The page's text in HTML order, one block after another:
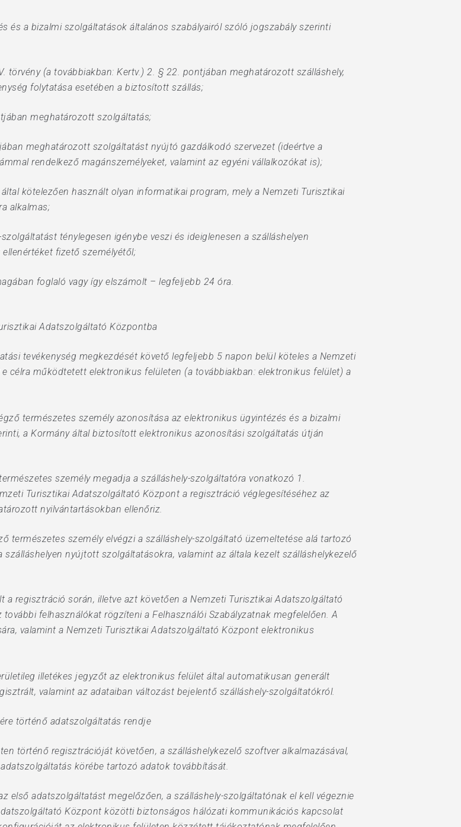
és a bizalmi szolgáltatások általános szabályairól szóló jogszabály szerinti
törvény (a továbbiakban: Kertv.) 2. § 22. pontjában meghatározott szálláshely,
folytatása esetében a biztosított szállás;
meghatározott szolgáltatás;
meghatározott szolgáltatást nyújtó gazdálkodó szervezet (ideértve a
rendelkező magánszemélyeket, valamint az egyéni vállalkozókat is);
kötelezően használt olyan informatikai program, mely a Nemzeti Turisztikai
alkalmas;
ténylegesen igénybe veszi és ideiglenesen a szálláshelyen
fizető személyétől;
foglaló vagy így elszámolt – legfeljebb 24 óra.
Adatszolgáltató Központba
tevékenység megkezdését követő legfeljebb 5 napon belül köteles a Nemzeti
célra működtetett elektronikus felületen (a továbbiakban: elektronikus felület) a
természetes személy azonosítása az elektronikus ügyintézés és a bizalmi
a Kormány által biztosított elektronikus azonosítási szolgáltatás útján
személy megadja a szálláshely-szolgáltatóra vonatkozó 1.
Turisztikai Adatszolgáltató Központ a regisztráció véglegesítéséhez az
nyilvántartásokban ellenőriz.
természetes személy elvégzi a szálláshely-szolgáltató üzemeltetése alá tartozó
nyújtott szolgáltatásokra, valamint az általa kezelt szálláshelykezelő
regisztráció során, illetve azt követően a Nemzeti Turisztikai Adatszolgáltató
felhasználókat rögzíteni a Felhasználói Szabályzatnak megfelelően. A
valamint a Nemzeti Turisztikai Adatszolgáltató Központ elektronikus
illetékes jegyzőt az elektronikus felület által automatikusan generált
valamint az adataiban változást bejelentő szálláshely-szolgáltatókról.
történő adatszolgáltatás rendje
történő regisztrációját követően, a szálláshelykezelő szoftver alkalmazásával,
körébe tartozó adatok továbbítását.
első adatszolgáltatást megelőzően, a szálláshely-szolgáltatónak el kell végeznie
Központ közötti biztonságos hálózati kommunikációs kapcsolat